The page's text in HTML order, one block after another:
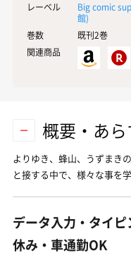
レーベル
Big comic
館)
巻数
既刊2巻
関連商品
概要・あら
よりゆき、蜂山、うずまき
と接する中で、様々な事を
データ入力・タイ
休み・車通勤OK